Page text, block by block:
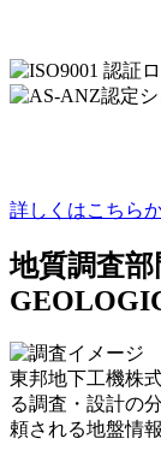
詳しくはこちら
地質調査部
東邦地下工機株
る調査・設計の
頼される地盤情